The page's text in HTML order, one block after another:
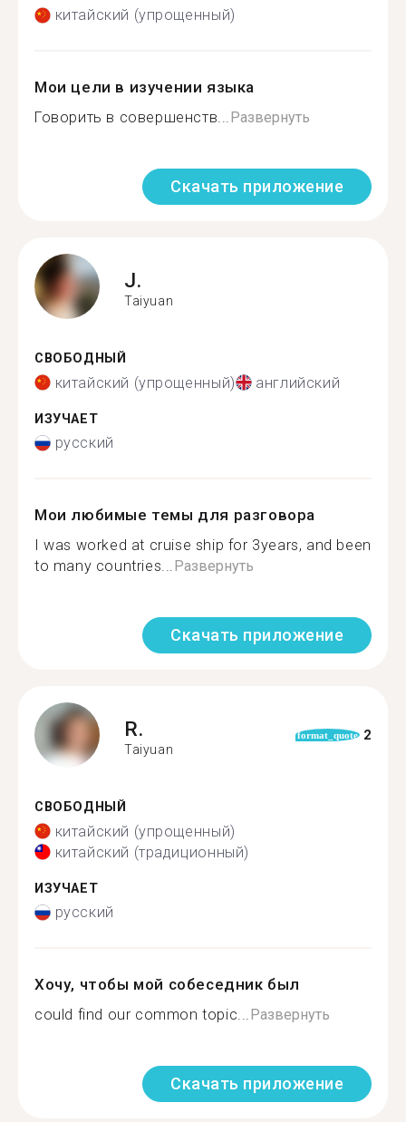
китайский (упрощенный)
Мои цели в изучении языка
Говорить в совершенств...Развернуть
Скачать приложение
J.
Taiyuan
СВОБОДНЫЙ
китайский (упрощенный) английский
ИЗУЧАЕТ
русский
Мои любимые темы для разговора
I was worked at cruise ship for 3years, and been
to many countries...Развернуть
Скачать приложение
R.
Taiyuan
format_quote 2
СВОБОДНЫЙ
китайский (упрощенный)
китайский (традиционный)
ИЗУЧАЕТ
русский
Хочу, чтобы мой собеседник был
could find our common topic...Развернуть
Скачать приложение